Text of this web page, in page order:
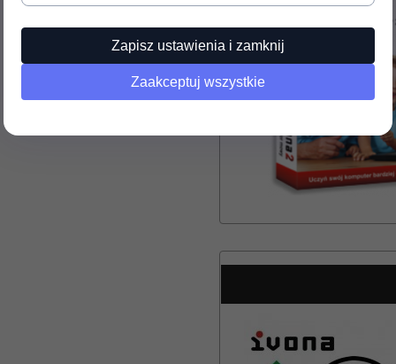
Zapisz ustawienia i zamknij
Zaakceptuj wszystkie